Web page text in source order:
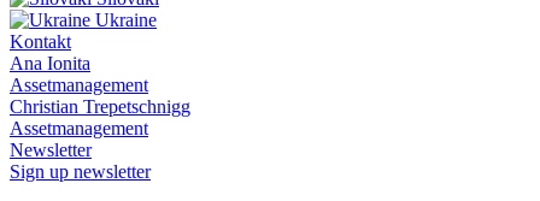
Ukraine
Kontakt
Ana Ionita
Assetmanagement
Christian Trepetschnigg
Assetmanagement
Newsletter
Sign up newsletter